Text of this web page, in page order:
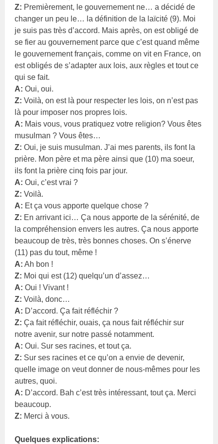
Z: Premièrement, le gouvernement ne… a décidé de
changer un peu le… la définition de la laïcité (9). Moi
je suis pas très d’accord. Mais après, on est obligé de
se fier au gouvernement parce que c’est quand même
le gouvernement français, comme on vit en France, on
est obligés de s’adapter aux lois, aux règles et tout ce
qui se fait.
A: Oui, oui.
Z: Voilà, on est là pour respecter les lois, on n’est pas
là pour imposer nos propres lois.
A: Mais vous, vous pratiquez votre religion? Vous êtes
musulman ? Vous êtes…
Z: Oui, je suis musulman. J’ai mes parents, ils font la
prière. Mon père et ma père ainsi que (10) ma soeur,
ils font la prière cinq fois par jour.
A: Oui, c’est vrai ?
Z: Voilà.
A: Et ça vous apporte quelque chose ?
Z: En arrivant ici… Ça nous apporte de la sérénité, de
la compréhension envers les autres. Ça nous apporte
beaucoup de très, très bonnes choses. On s’énerve
(11) pas du tout, même !
A: Ah bon !
Z: Moi qui est (12) quelqu’un d’assez…
A: Oui ! Vivant !
Z: Voilà, donc…
A: D’accord. Ça fait réfléchir ?
Z: Ça fait réfléchir, ouais, ça nous fait réfléchir sur
notre avenir, sur notre passé notamment.
A: Oui. Sur ses racines, et tout ça.
Z: Sur ses racines et ce qu’on a envie de devenir,
quelle image on veut donner de nous-mêmes pour les
autres, quoi.
A: D’accord. Bah c’est très intéressant, tout ça. Merci
beaucoup.
Z: Merci à vous.
Quelques explications: